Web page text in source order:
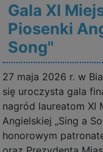
Gala XI
Piosenki
Song"
27 maja 2026 r. w
się uroczysta gala
nagród laureatom XI
Angielskiej „Sing a
honorowym